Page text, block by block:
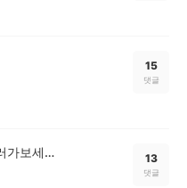
15
댓글
마산회원동 앵지밭골 그집 장미 보러가보세요^^ 13
댓글